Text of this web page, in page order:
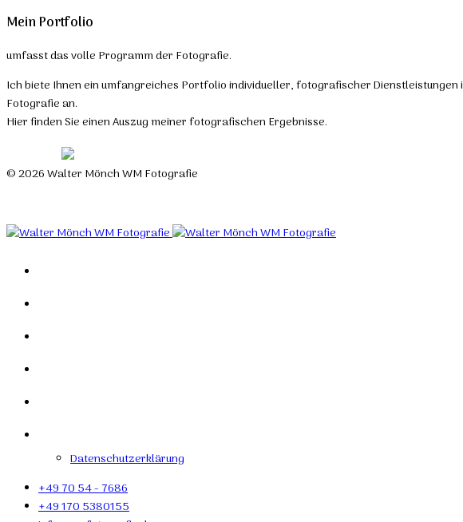
Mein Portfolio
umfasst das volle Programm der Fotografie.
Ich biete Ihnen ein umfangreiches Portfolio individueller, fotografischer
Fotografie an.
Hier finden Sie einen Auszug meiner fotografischen Ergebnisse.
© 2026 Walter Mönch WM Fotografie
Datenschutzerklärung
+49 70 54 - 7686
+49 170 5380155